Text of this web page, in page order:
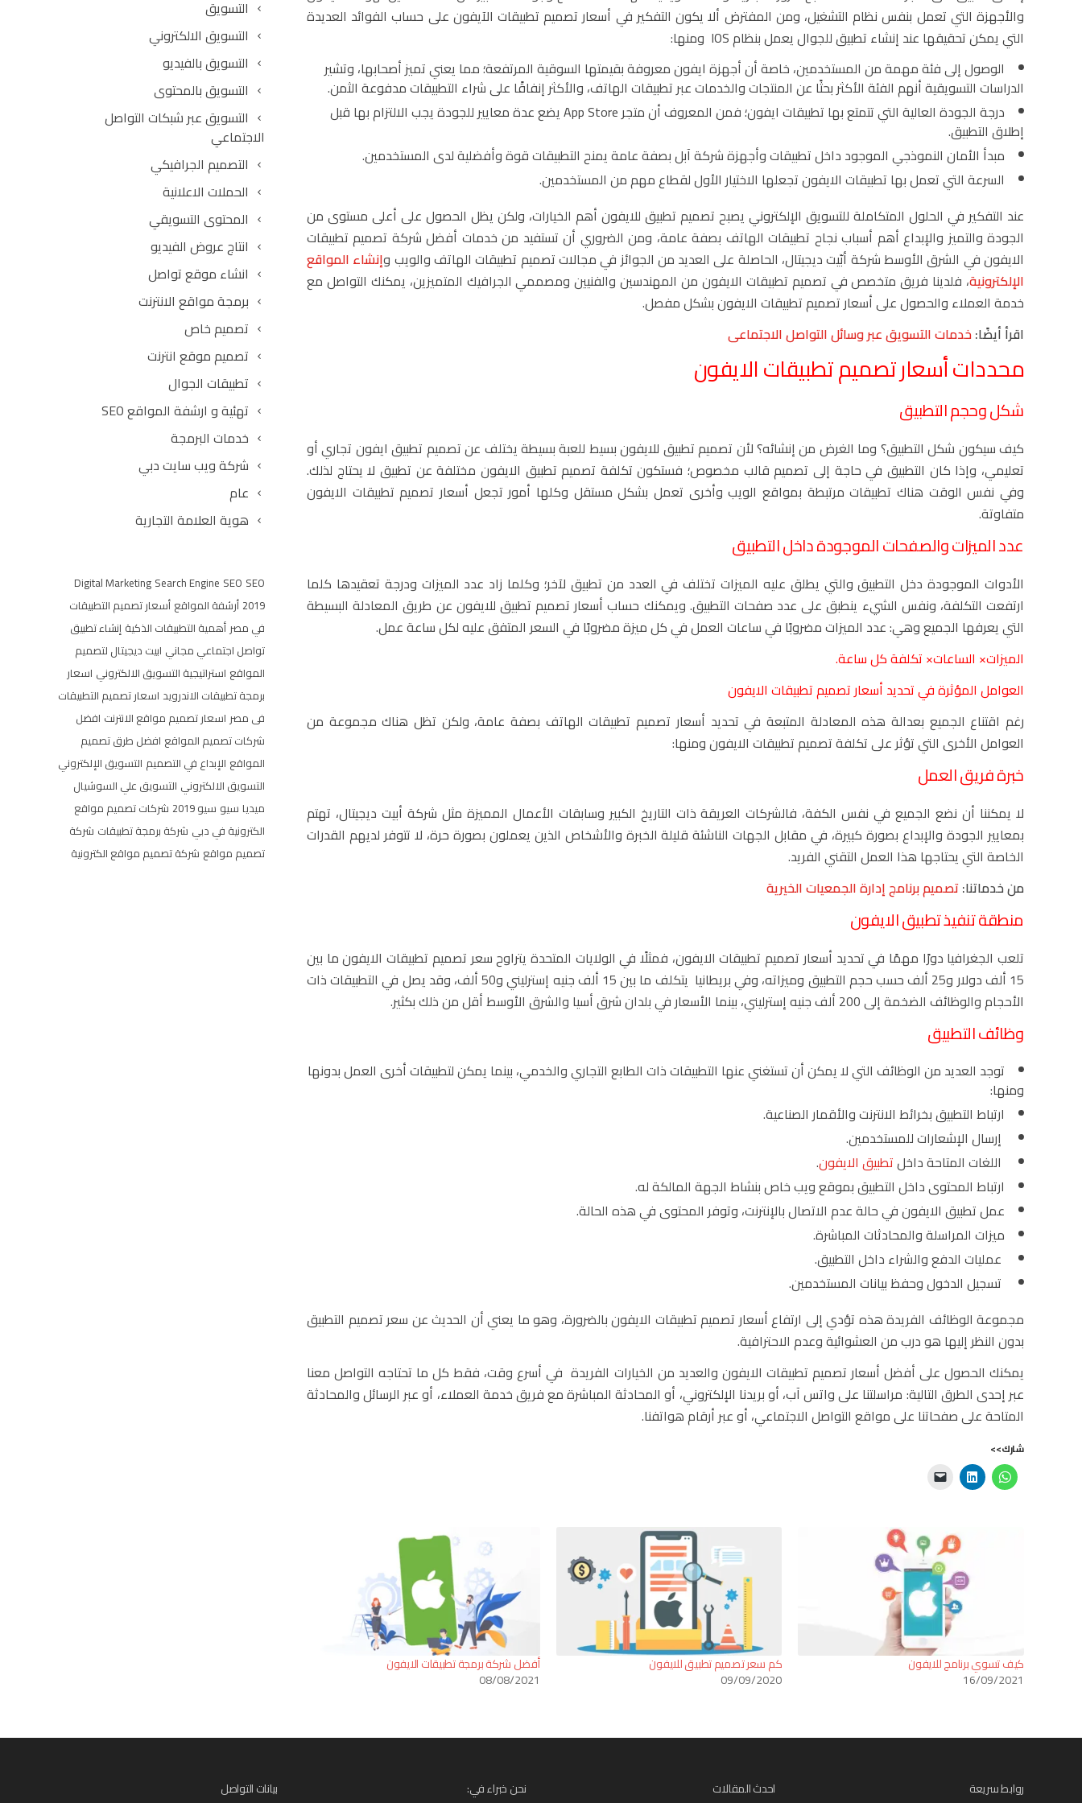
والأجهزة التي تعمل بنفس نظام التشغيل، ومن المفترض ألا يكون التفكير في أسعار تصميم تطبيقات الآيفون على حساب الفوائد العديدة
التي يمكن تحقيقها عند إنشاء تطبيق للجوال يعمل بنظام IOS ومنها:
الوصول إلى فئة مهمة من المستخدمين، خاصة أن أجهزة ايفون معروفة بقيمتها السوقية المرتفعة؛ مما يعني تميز أصحابها، وتشير
الدراسات التسويقية أنهم الفئة الأكثر بحثًا عن المنتجات والخدمات عبر تطبيقات الهاتف، والأكثر إنفاقًا على شراء التطبيقات مدفوعة الثمن.
درجة الجودة العالية التي تتمتع بها تطبيقات ايفون؛ فمن المعروف أن متجر App Store يضع عدة معايير للجودة يجب الالتزام بها قبل
إطلاق التطبيق.
مبدأ الأمان النموذجي الموجود داخل تطبيقات وأجهزة شركة آبل بصفة عامة يمنح التطبيقات قوة وأفضلية لدى المستخدمين.
السرعة التي تعمل بها تطبيقات الايفون تجعلها الاختيار الأول لقطاع مهم من المستخدمين.
عند التفكير في الحلول المتكاملة للتسويق الإلكتروني يصبح تصميم تطبيق للايفون أهم الخيارات، ولكن يظل الحصول على أعلى مستوى من
الجودة والتميز والإبداع أهم أسباب نجاح تطبيقات الهاتف بصفة عامة، ومن الضروري أن تستفيد من خدمات أفضل شركة تصميم تطبيقات
الايفون في الشرق الأوسط شركة أبّيت ديجيتال، الحاصلة على العديد من الجوائز في مجالات تصميم تطبيقات الهاتف والويب وإنشاء المواقع
الإلكترونية، فلدينا فريق متخصص في تصميم تطبيقات الايفون من المهندسين والفنيين ومصممي الجرافيك المتميزين، يمكنك التواصل مع
خدمة العملاء والحصول على أسعار تصميم تطبيقات الايفون بشكل مفصل.
اقرأ أيضًا:خدمات التسويق عبر وسائل التواصل الاجتماعى
محددات أسعار تصميم تطبيقات الايفون
شكل وحجم التطبيق
كيف سيكون شكل التطبيق؟ وما الغرض من إنشائه؟ لأن تصميم تطبيق للايفون بسيط للعبة بسيطة يختلف عن تصميم تطبيق ايفون تجاري أو
تعليمي، وإذا كان التطبيق في حاجة إلى تصميم قالب مخصوص؛ فستكون تكلفة تصميم تطبيق الايفون مختلفة عن تطبيق لا يحتاج لذلك.
وفي نفس الوقت هناك تطبيقات مرتبطة بمواقع الويب وأخرى تعمل بشكل مستقل وكلها أمور تجعل أسعار تصميم تطبيقات الايفون
متفاوتة.
عدد الميزات والصفحات الموجودة داخل التطبيق
الأدوات الموجودة دخل التطبيق والتي يطلق عليه الميزات تختلف في العدد من تطبيق لآخر؛ وكلما زاد عدد الميزات ودرجة تعقيدها كلما
ارتفعت التكلفة، ونفس الشيء ينطبق على عدد صفحات التطبيق. ويمكنك حساب أسعار تصميم تطبيق للايفون عن طريق المعادلة البسيطة
التي يعرفها الجميع وهي: عدد الميزات مضروبًا في ساعات العمل في كل ميزة مضروبًا في السعر المتفق عليه لكل ساعة عمل.
الميزات× الساعات× تكلفة كل ساعة.
العوامل المؤثرة في تحديد أسعار تصميم تطبيقات الايفون
رغم اقتناع الجميع بعدالة هذه المعادلة المتبعة في تحديد أسعار تصميم تطبيقات الهاتف بصفة عامة، ولكن تظل هناك مجموعة من
العوامل الأخرى التي تؤثر على تكلفة تصميم تطبيقات الايفون ومنها:
خبرة فريق العمل
لا يمكننا أن نضع الجميع في نفس الكفة، فالشركات العريقة ذات التاريخ الكبير وسابقات الأعمال المميزة مثل شركة أبيت ديجيتال، تهتم
بمعايير الجودة والإبداع بصورة كبيرة، في مقابل الجهات الناشئة قليلة الخبرة والأشخاص الذين يعملون بصورة حرة، لا تتوفر لديهم القدرات
الخاصة التي يحتاجها هذا العمل التقني الفريد.
من خدماتنا:تصميم برنامج إدارة الجمعيات الخيرية
منطقة تنفيذ تطبيق الايفون
تلعب الجغرافيا دورًا مهمًا في تحديد أسعار تصميم تطبيقات الايفون، فمثلًا في الولايات المتحدة يتراوح سعر تصميم تطبيقات الايفون ما بين
15 ألف دولار و25 ألف حسب حجم التطبيق وميزاته، وفي بريطانيا يتكلف ما بين 15 ألف جنيه إسترليني و50 ألف، وقد يصل في التطبيقات ذات
الأحجام والوظائف الضخمة إلى 200 ألف جنيه إسترليني، بينما الأسعار في بلدان شرق أسيا والشرق الأوسط أقل من ذلك بكثير.
وظائف التطبيق
توجد العديد من الوظائف التي لا يمكن أن تستغني عنها التطبيقات ذات الطابع التجاري والخدمي، بينما يمكن لتطبيقات أخرى العمل بدونها
ومنها:
ارتباط التطبيق بخرائط الانترنت والأقمار الصناعية.
إرسال الإشعارات للمستخدمين.
اللغات المتاحة داخلتطبيق الايفون.
ارتباط المحتوى داخل التطبيق بموقع ويب خاص بنشاط الجهة المالكة له.
عمل تطبيق الايفون في حالة عدم الاتصال بالإنترنت، وتوفر المحتوى في هذه الحالة.
ميزات المراسلة والمحادثات المباشرة.
عمليات الدفع والشراء داخل التطبيق.
تسجيل الدخول وحفظ بيانات المستخدمين.
مجموعة الوظائف الفريدة هذه تؤدي إلى ارتفاع أسعار تصميم تطبيقات الايفون بالضرورة، وهو ما يعني أن الحديث عن سعر تصميم التطبيق
بدون النظر إليها هو درب من العشوائية وعدم الاحترافية.
يمكنك الحصول على أفضل أسعار تصميم تطبيقات الايفون والعديد من الخيارات الفريدة في أسرع وقت، فقط كل ما تحتاجه التواصل معنا
عبر إحدى الطرق التالية: مراسلتنا على واتس آب، أو بريدنا الإلكتروني، أو المحادثة المباشرة مع فريق خدمة العملاء، أو عبر الرسائل والمحادثة
المتاحة على صفحاتنا على مواقع التواصل الاجتماعي، أو عبر أرقام هواتفنا.
شارك>>
كيف تسوي برنامج للايفون
16/09/2021
كم سعر تصميم تطبيق للايفون
09/09/2020
أفضل شركة برمجة تطبيقات الايفون
08/08/2021
التسويق
التسويق الالكتروني
التسويق بالفيديو
التسويق بالمحتوى
التسويق عبر شبكات التواصل
الاجتماعي
التصميم الجرافيكي
الحملات الاعلانية
المحتوى التسويقي
انتاج عروض الفيديو
انشاء موقع تواصل
برمجة مواقع الانترنت
تصميم خاص
تصميم موقع انترنت
تطبيقات الجوال
تهئية و ارشفة المواقع SEO
خدمات البرمجة
شركة ويب سايت دبي
عام
هوية العلامة التجارية
Digital Marketing Search Engine SEO SEO
2019 أرشفة المواقع أسعار تصميم التطبيقات
في مصر أهمية التطبيقات الذكية إنشاء تطبيق
تواصل اجتماعي مجاني ابيت ديجيتال لتصميم
المواقع استراتيجية التسويق الالكتروني اسعار
برمجة تطبيقات الاندرويد اسعار تصميم التطبيقات
فى مصر اسعار تصميم مواقع الانترنت افضل
شركات تصميم المواقع افضل طرق تصميم
المواقع الإبداع في التصميم التسويق الإلكتروني
التسويق الالكتروني التسويق علي السوشيال
ميديا سيو سيو 2019
شركات تصميم مواقع
الكترونية في دبي شركة برمجة تطبيقات شركة
تصميم مواقع شركة تصميم مواقع الكترونية
روابط سريعة احدث المقالات نحن خبراء في: بيانات التواصل